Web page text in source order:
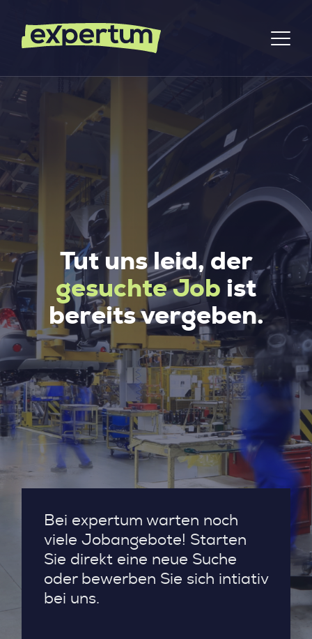
Tut uns leid, der
gesuchte Job ist
bereits vergeben.
Bei expertum warten noch
viele Jobangebote! Starten
Sie direkt eine neue Suche
oder bewerben Sie sich intiativ
bei uns.